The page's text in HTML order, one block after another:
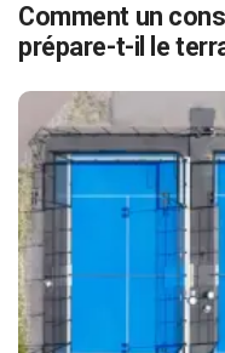
Comment un
prépare-t-il le